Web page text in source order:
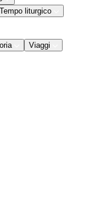
Tempo liturgico
Viaggi